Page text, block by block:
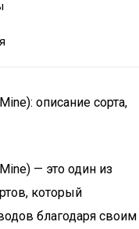
описание сорта,
— это один из
который
благодаря своим